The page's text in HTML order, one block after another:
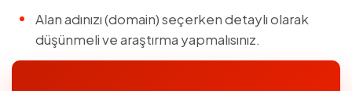
Alan adınızı (domain) seçerken detaylı olarak
düşünmeli ve araştırma yapmalısınız.